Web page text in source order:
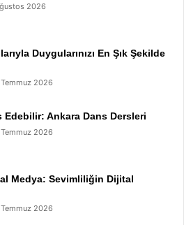
2026
Duygularınızı En Şık Şekilde
2026
Edebilir: Ankara Dans Dersleri
2026
Medya: Sevimliliğin Dijital
2026